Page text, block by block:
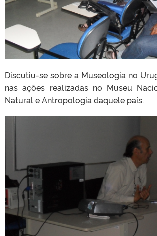
Discutiu-se sobre a Museologia no
nas ações realizadas no Museu
Natural e Antropologia daquele país.